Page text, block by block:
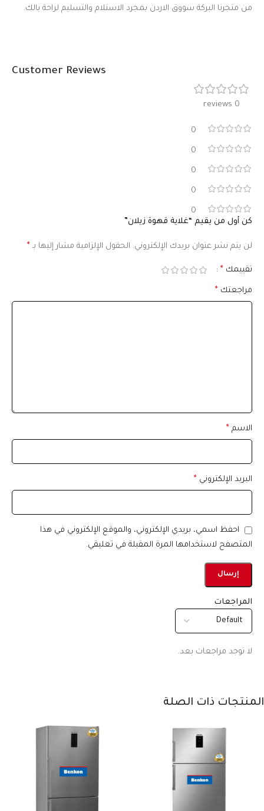
من متجرنا البركة سووق الاردن بمجرد الاستلام والتسليم لراحة بالك.
Customer Reviews
0 reviews
0
0
0
0
0
المراجعات
لا توجد مراجعات بعد.
كن أول من يقيم “غلاية قهوة زيلان”
لن يتم نشر عنوان بريدك الإلكتروني. الحقول الإلزامية مشار إليها بـ *
تقييمك *
مراجعتك *
الاسم *
البريد الإلكتروني *
احفظ اسمي، بريدي الإلكتروني، والموقع الإلكتروني في هذا
المتصفح لاستخدامها المرة المقبلة في تعليقي.
المنتجات ذات الصلة